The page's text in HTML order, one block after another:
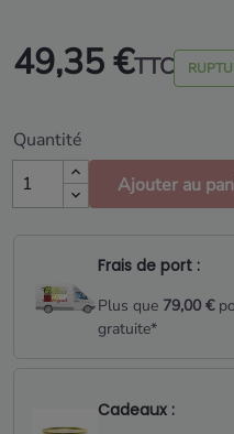
49,35 €TTC
Quantité
Ajouter au
Frais de port :
Plus que 79,00 €
gratuite*
Cadeaux :